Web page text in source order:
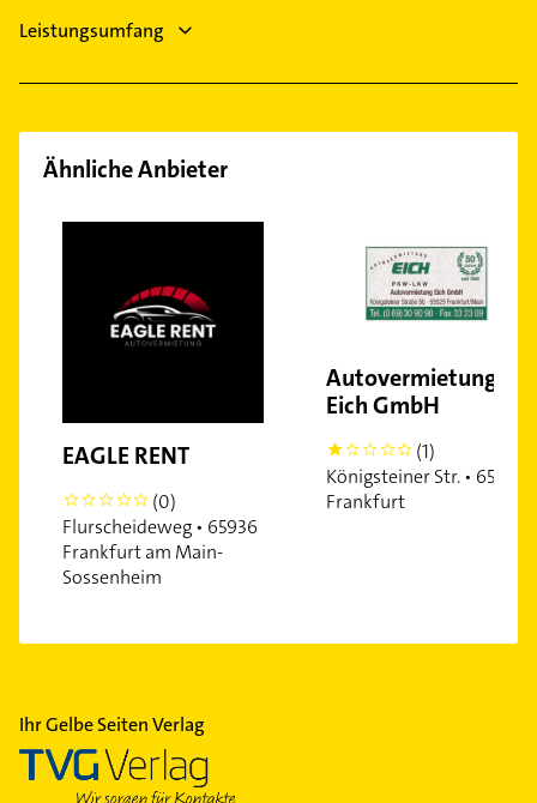
Leistungsumfang
Ähnliche Anbieter
EAGLE RENT
0
(0)
Flurscheideweg • 65936
Frankfurt am Main-
Sossenheim
Autovermietung
Eich GmbH
1
(1)
Königsteiner Str. • 65929
Frankfurt
Ihr Gelbe Seiten Verlag